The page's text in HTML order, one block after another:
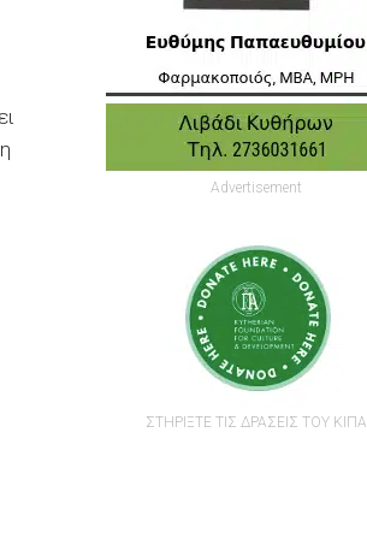
Advertisement
ΣΤΗΡΙΞΤΕ ΤΙΣ ΔΡΑΣΕΙΣ ΤΟΥ ΚΙΠΑ